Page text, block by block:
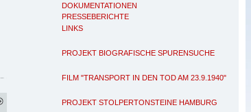
DOKUMENTATIONEN
PRESSEBERICHTE
LINKS
PROJEKT BIOGRAFISCHE SPURENSUCHE
FILM "TRANSPORT IN DEN TOD AM 23.9.1940"
PROJEKT STOLPERTONSTEINE HAMBURG